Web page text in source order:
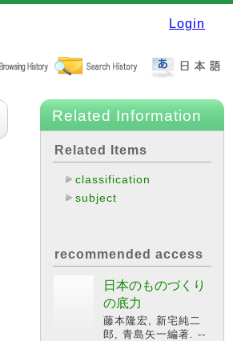
Login
Related Information
Related Items
classification
subject
recommended access
日本のものづくり
の底力
藤本隆宏, 新宅純二
郎, 青島矢一編著. --